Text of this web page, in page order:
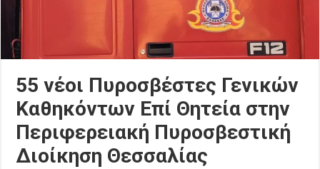
55 νέοι Πυροσβέστες Γενικών
Καθηκόντων Επί Θητεία στην
Περιφερειακή Πυροσβεστική
Διοίκηση Θεσσαλίας